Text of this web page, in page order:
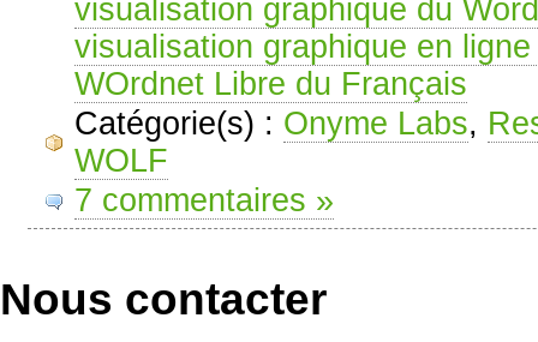
visualisation graphique du
visualisation graphique en ligne
WOrdnet Libre du Français
Catégorie(s) : Onyme Labs,
WOLF
7 commentaires »
Nous contacter